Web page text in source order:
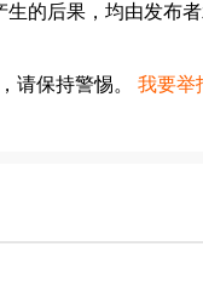
的后果，均由发布
请保持警惕。 我要举